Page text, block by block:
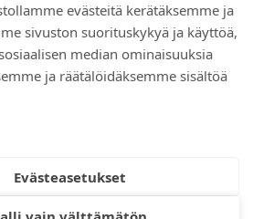
See also:
markkina.net
grillikeskus.fi
– TMK Tori- ja markkinakaupan
evästeitä kerätäksemme ja
sivuston suorituskykyä ja käyttöä,
median ominaisuuksia
ja räätälöidäksemme sisältöä
Evästeasetukset